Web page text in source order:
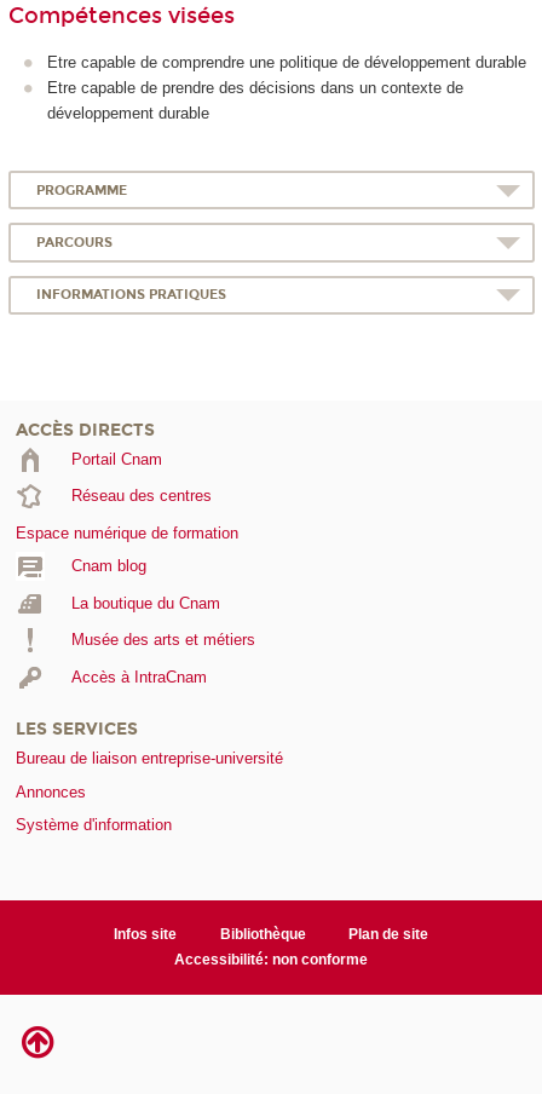
Compétences visées
Etre capable de comprendre une politique de développement durable
Etre capable de prendre des décisions dans un contexte de
développement durable
PROGRAMME
PARCOURS
INFORMATIONS PRATIQUES
ACCÈS DIRECTS
Portail Cnam
Réseau des centres
Espace numérique de formation
Cnam blog
La boutique du Cnam
Musée des arts et métiers
Accès à IntraCnam
LES SERVICES
Bureau de liaison entreprise-université
Annonces
Système d'information
Infos site Bibliothèque
Plan de site
Accessibilité: non conforme